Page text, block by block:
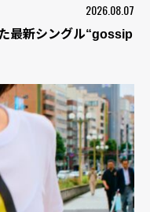
2026.08.07
最新シングル“gossip